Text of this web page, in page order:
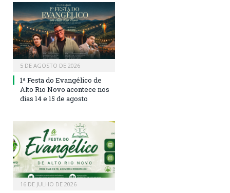
5 DE AGOSTO DE 2026
1ª Festa do Evangélico de
Alto Rio Novo acontece nos
dias 14 e 15 de agosto
16 DE JULHO DE 2026